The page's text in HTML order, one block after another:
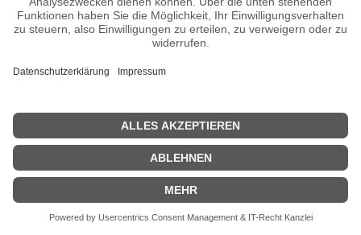
war Johannes Neuhäusler in Ludwigskirche von Kardinal Faulhaber
zum Bischof geweiht worden.
Bremen 1947 – In Bremen hatte eine „Evangelische Woche“
Deutschland 1947 – Die vom Länderrat der US-Zone in Stuttgart
ernannten Treuhänder für die aus dem früheren I. G. Farben-
Konzern hervorgegangenen Betriebe waren von der US-
amerikanischen Militärregierung in Deutschland bestätigt worden.
21. April
Israel 1947 – Indem sie sich mit Dynamit in die Luft sprengten, das